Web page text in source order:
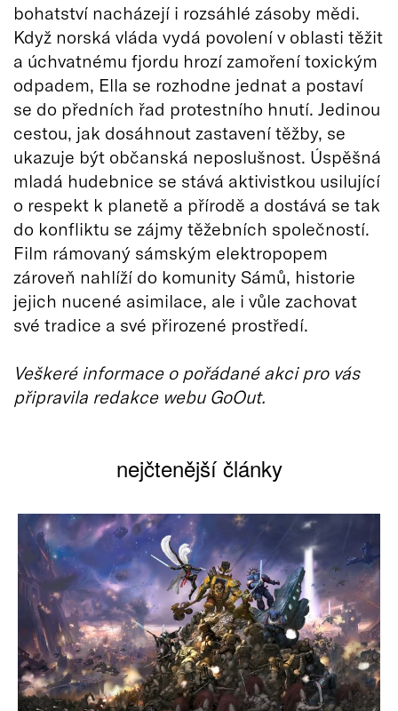
bohatství nacházejí i rozsáhlé zásoby mědi.
Když norská vláda vydá povolení v oblasti těžit
a úchvatnému fjordu hrozí zamoření toxickým
odpadem, Ella se rozhodne jednat a postaví
se do předních řad protestního hnutí. Jedinou
cestou, jak dosáhnout zastavení těžby, se
ukazuje být občanská neposlušnost. Úspěšná
mladá hudebnice se stává aktivistkou usilující
o respekt k planetě a přírodě a dostává se tak
do konfliktu se zájmy těžebních společností.
Film rámovaný sámským elektropopem
zároveň nahlíží do komunity Sámů, historie
jejich nucené asimilace, ale i vůle zachovat
své tradice a své přirozené prostředí.
Veškeré informace o pořádané akci pro vás
připravila redakce webu GoOut.
nejčtenější články